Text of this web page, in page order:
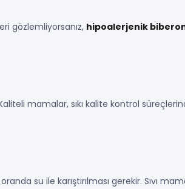
gözlemliyorsanız, hipoalerjenik
mamalar, sıkı kalite kontrol
su ile karıştırılması gerekir. Sıvı